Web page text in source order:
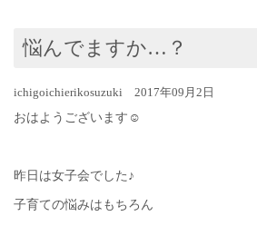
悩んでますか…？
ichigoichierikosuzuki 2017年09月2日
おはようございます☺︎
昨日は女子会でした♪
子育ての悩みはもちろん